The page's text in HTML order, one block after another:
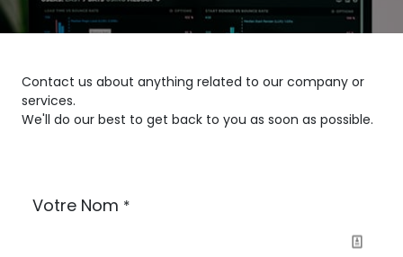
Contact us about anything related to our company or
services.
We'll do our best to get back to you as soon as possible.
Votre Nom *